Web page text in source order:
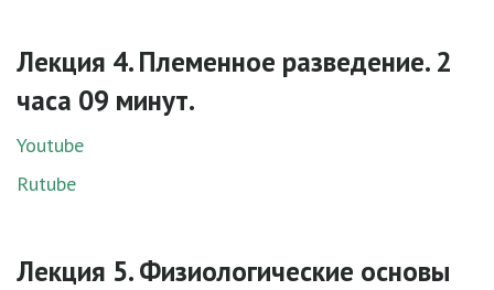
Лекция 4. Племенное разведение. 2
часа 09 минут.
Youtube
Rutube
Лекция 5. Физиологические основы